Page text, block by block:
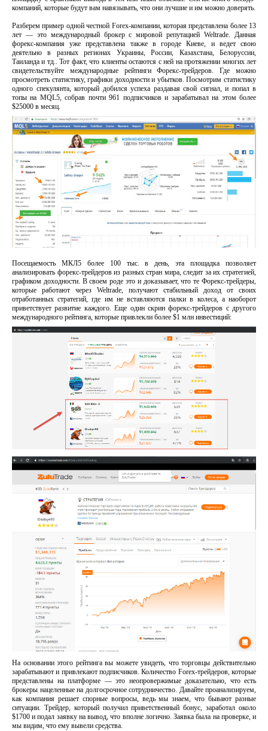
компаний, которые будут вам навязывать, что они лучшие и им можно доверять.
Разберем пример одной честной Forex-компании, которая представлена более 13
лет — это международный брокер с мировой репутацией Weltrade. Данная
форекс-компания уже представлена также в городе Киеве, и ведет свою
деятельно в разных регионах Украины, России, Казахстана, Белоруссии,
Таиланда и тд.. Тот факт, что клиенты остаются с ней на протяжении многих лет
свидетельствуйте международные рейтинги Форекс-трейдеров. Где можно
просмотреть статистику, графики доходности и убытков. Посмотрим статистику
одного спекулянта, который добился успеха раздавая свой сигнал, и попал в
топы на MQL5, собрав почти 961 подписчиков и зарабатывал на этом более
$25000 в месяц.
Посещаемость МКЛ5 более 100 тыс. в день, эта площадка позволяет
анализировать форекс-трейдеров из разных стран мира, следит за их стратегией,
графиком доходности. В своем роде это и доказывает, что те Форекс-трейдеры,
которые работают через Weltrade, получают стабильный доход от своих
отработанных стратегий, где им не вставляются палки в колеса, а наоборот
приветствует развитие каждого. Еще один скрин форекс-трейдеров с другого
международного рейтинга, которые привлекли более $1 млн инвестиций:
На основании этого рейтинга вы можете увидеть, что торговцы действительно
зарабатывают и привлекают подписчиков. Количество Forex-трейдеров, которые
представлены на платформе — это неопровержимые доказательно, что есть
брокеры нацеленные на долгосрочное сотрудничество. Давайте проанализируем,
как компания решает спорные вопросы, ведь мы знаем, что бывают разные
ситуации. Трейдер, который получил приветственный бонус, заработал около
$1700 и подал заявку на вывод, что вполне логично. Заявка была на проверке, и
мы видим, что ему вывели средства.